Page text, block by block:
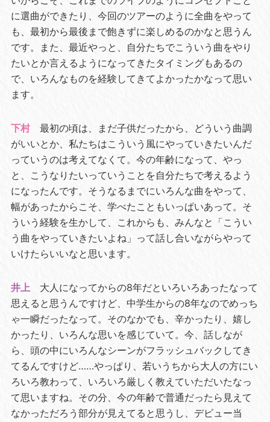
に選曲ができたり、今回のツアーのように全曲をやって
も、最初から最後まで飽きずに楽しめるのかなと思うん
です。また、最近やっと、自分たちでこういう曲をやり
たいとか言えるようになってきたタイミングもあるの
で、いろんなものを経験してきてよかったかなって思い
ます。
下村
最初の頃は、まだ子供だったから、どういう曲調
がいいとか、私たちはこういう風にやっていきたいんだ
っていうのは考えてなくて。今の年齢になって、やっ
と、こうなりたいっていうことを自分たちで考えるよう
になったんです。そうなるまでにいろんな曲をやって、
幅があったからこそ、学べたこともいっぱいあって。そ
ういう経験を生かして、これからも、みんなと「こうい
う曲をやっていきたいよね」って話し合いながらやって
いけたらいいなと思います。
井上
大人になってからの8年だといろいろあったなって
思えると思うんですけど、中学生からの8年なのでめっち
ゃ一瞬だったなって。そのなかでも、辛かったり、嬉し
かったり、いろんな思いを感じていて。今、話しなが
ら、頭の中にいろんなシーンがフラッシュバックしてき
てるんですけど……やっぱり、若いうちから大人の方にい
ろいろ教わって、いろいろ厳しく教えていただいたなっ
て思いますね。その分、今の年齢で普通だったら見えて
なかっただろう部分が見えてると思うし、デビュー当